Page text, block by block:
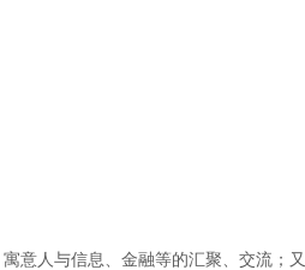
意人与信息、金融等的汇聚、交流；又